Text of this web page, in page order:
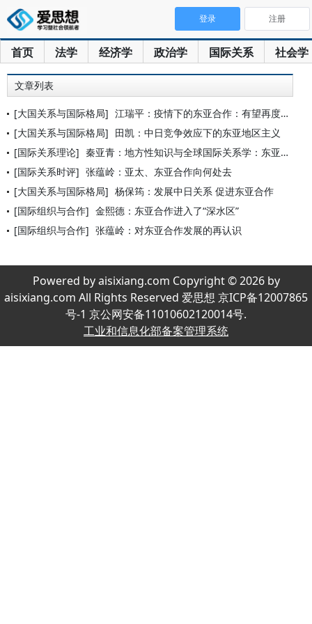
首页 法学 经济学 政治学 国际关系 社会学
登录 注册
文章列表
[大国关系与国际格局] 江瑞平：疫情下的东亚合作：有望再度化危为机
[大国关系与国际格局] 田凯：中日竞争效应下的东亚地区主义
[国际关系理论] 秦亚青：地方性知识与全球国际关系学：东亚合作的启示
[国际关系时评] 张蕴岭：亚太、东亚合作向何处去
[大国关系与国际格局] 杨保筠：发展中日关系 促进东亚合作
[国际组织与合作] 金熙德：东亚合作进入了“深水区”
[国际组织与合作] 张蕴岭：对东亚合作发展的再认识
Powered by aisixiang.com Copyright © 2026 by
aisixiang.com All Rights Reserved 爱思想 京ICP备12007865
号-1 京公网安备11010602120014号.
工业和信息化部备案管理系统